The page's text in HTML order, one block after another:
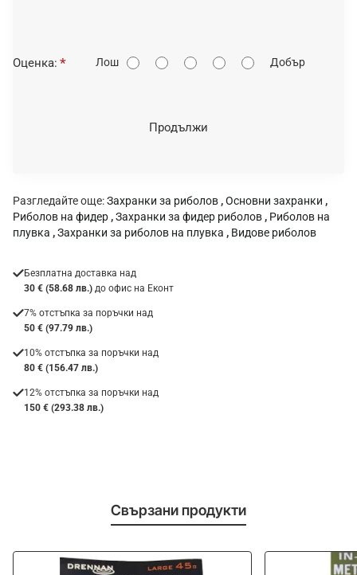
О
Оценка: Лош Добър
Продължи
Разгледайте още:Захранки за риболов ,Основни захранки ,
Риболов на фидер ,Захранки за фидер риболов , Риболов на
плувка ,Захранки за риболов на плувка , Видове риболов
Безплатна доставка над
30 € (58.68 лв.) до офис на Еконт
7% отстъпка за поръчки над
50 € (97.79 лв.)
10% отстъпка за поръчки над
80 € (156.47 лв.)
12% отстъпка за поръчки над
150 € (293.38 лв.)
Свързани продукти